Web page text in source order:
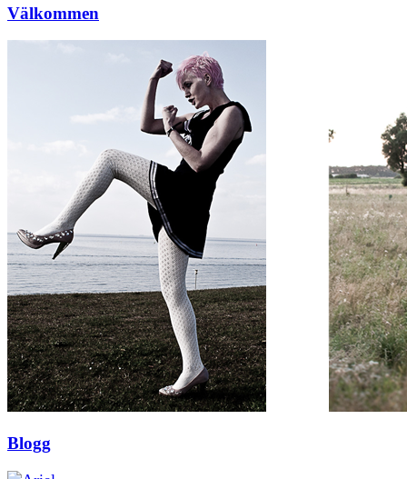
Välkommen
Blogg